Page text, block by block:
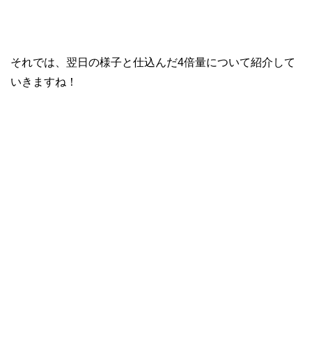
それでは、翌日の様子と仕込んだ4倍量について紹介して
いきますね！